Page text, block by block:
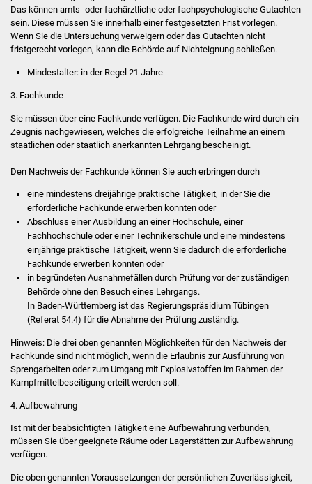
Selbsteintrag Vereine
Beirat Süßener Vereine
Sportanlagen
Erlebnisregion
Route der
Industriekultur
Lebenslagen
Senioren
Stadtseniorenrat
Sommerwochen für
Ältere
Familien
Familientreff
Das können amts- oder fachärztliche oder fachpsychologische Gutachten
sein. Diese müssen Sie innerhalb einer festgesetzten Frist vorlegen.
WennSie die Untersuchung verweigern oder das Gutachten nicht
fristgerecht vorlegen, kann die Behörde auf Nichteignung schließen.
Mindestalter: in der Regel 21 Jahre
3. Fachkunde
Sie müssen über eine Fachkunde verfügen. Die Fachkunde wird durch ein
Zeugnis nachgewiesen, welches die erfolgreiche Teilnahme an einem
staatlichen oder staatlich anerkannten Lehrgang bescheinigt.
Den Nachweis der Fachkunde können Sie auch erbringen durch
eine mindestens dreijährige praktische Tätigkeit, in der Sie die
erforderliche Fachkunde erwerben konnten oder
Abschluss einer Ausbildung an einer Hochschule, einer
Fachhochschule oder einer Technikerschule und eine mindestens
einjährige praktische Tätigkeit, wenn Sie dadurch die erforderliche
Fachkunde erwerben konnten oder
in begründeten Ausnahmefällen durch Prüfung vor der zuständigen
Behörde ohne den Besuch eines Lehrgangs.
In Baden-Württemberg ist das Regierungspräsidium Tübingen
(Referat 54.4) für die Abnahme der Prüfung zuständig.
Hinweis:Die drei oben genannten Möglichkeiten für den Nachweis der
Fachkunde sind nicht möglich, wenn die Erlaubnis zur Ausführung von
Sprengarbeiten oder zum Umgang mit Explosivstoffen im Rahmen der
Kampfmittelbeseitigung erteilt werden soll.
4. Aufbewahrung
Ist mit der beabsichtigten Tätigkeit eine Aufbewahrung verbunden,
müssen Sie über geeignete Räume oder Lagerstätten zur Aufbewahrung
verfügen.
Die oben genannten Voraussetzungen der persönlichen Zuverlässigkeit,